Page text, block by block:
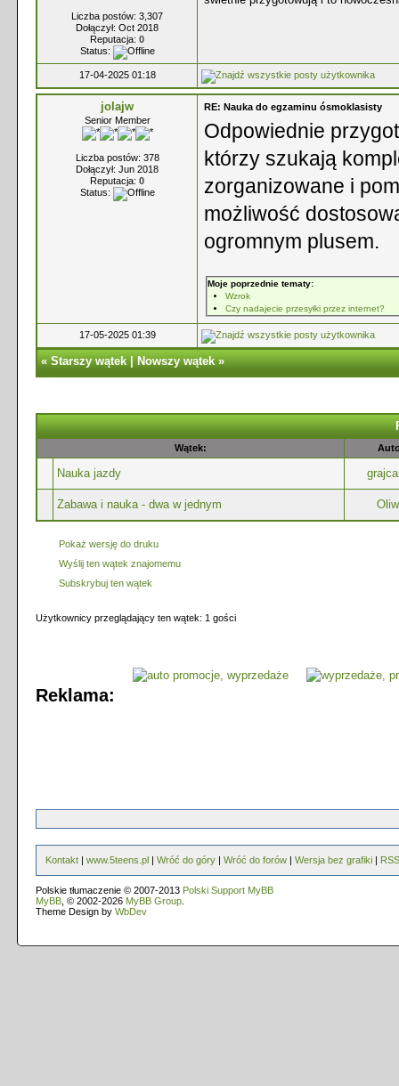
Liczba postów: 3,307
Dołączył: Oct 2018
Reputacja: 0
Status:
17-04-2025 01:18
jolajw
Senior Member
Liczba postów: 378
Dołączył: Jun 2018
Reputacja: 0
Status:
RE: Nauka do egzaminu ósmoklasisty
Odpowiednie
którzy szukają
zorganizowane i
możliwość
ogromnym plusem.
Moje poprzednie tematy:
Wzrok
Czy nadajecie przesyłki przez internet?
17-05-2025 01:39
«Starszy wątek|Nowszy wątek»
Wątek:
Nauka jazdy
Zabawa i nauka - dwa w jednym
Pokaż wersję do druku
Wyślij ten wątek znajomemu
Subskrybuj ten wątek
Użytkownicy przeglądający ten wątek: 1 gości
Reklama:
Kontakt | www.5teens.pl | Wróć do góry | Wróć do forów | Wersja bez grafiki | RSS
Polskie tłumaczenie © 2007-2013 Polski Support MyBB
MyBB , © 2002-2026 MyBB Group
Theme Design by WbDev